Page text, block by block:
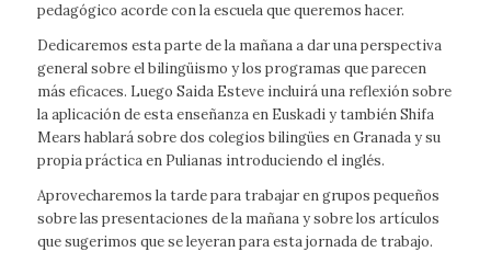
pedagógico acorde con la escuela que queremos hacer.
Dedicaremos esta parte de la mañana a dar una perspectiva
general sobre el bilingüismo y los programas que parecen
más eficaces. Luego Saida Esteve incluirá una reflexión sobre
la aplicación de esta enseñanza en Euskadi y también Shifa
Mears hablará sobre dos colegios bilingües en Granada y su
propia práctica en Pulianas introduciendo el inglés.
Aprovecharemos la tarde para trabajar en grupos pequeños
sobre las presentaciones de la mañana y sobre los artículos
que sugerimos que se leyeran para esta jornada de trabajo.